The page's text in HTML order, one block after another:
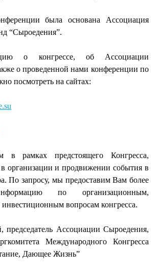
была основана Ассоциация
“Сыроедения”.
о конгрессе, об Ассоциации
о проведенной нами конференции по
посмотреть на сайтах:
в рамках предстоящего Конгресса,
в организации и продвижении события в
По запросу, мы предоставим Вам более
по организационным,
вопросам конгресса.
председатель Ассоциации Сыроедения,
Международного Конгресса
Дающее Жизнь”